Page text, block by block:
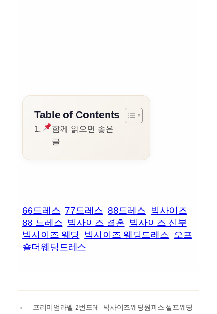
Table of Contents
함께 읽으면 좋은
글
66드레스 77드레스 88드레스
빅사이즈
88 드레스 빅사이즈 결혼 빅사이즈 신부
빅사이즈 웨딩
빅사이즈 웨딩드레스
오프
숄더웨딩드레스
←
프리미엄라벨 2번드레
빅사이즈웨딩원피스 셀프웨딩